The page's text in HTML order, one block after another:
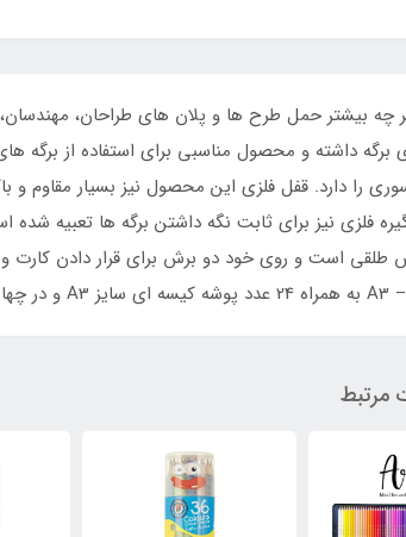
کلاسوری را دارد. قفل فلزی این محصول نیز بسیار
فلزی نیز برای ثابت نگه داشتن برگه ها
مرتبط